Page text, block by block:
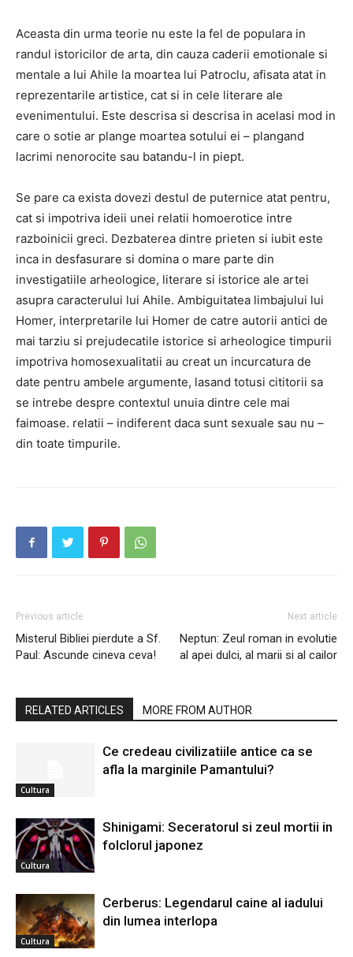
Aceasta din urma teorie nu este la fel de populara in
randul istoricilor de arta, din cauza caderii emotionale si
mentale a lui Ahile la moartea lui Patroclu, afisata atat in ​​
reprezentarile artistice, cat si in cele literare ale
evenimentului. Este descrisa si descrisa in acelasi mod in
care o sotie ar plange moartea sotului ei – plangand
lacrimi nenorocite sau batandu-l in piept.
Se pare ca exista dovezi destul de puternice atat pentru,
cat si impotriva ideii unei relatii homoerotice intre
razboinicii greci. Dezbaterea dintre prieten si iubit este
inca in desfasurare si domina o mare parte din
investigatiile arheologice, literare si istorice ale artei
asupra caracterului lui Ahile. Ambiguitatea limbajului lui
Homer, interpretarile lui Homer de catre autorii antici de
mai tarziu si prejudecatile istorice si arheologice timpurii
impotriva homosexualitatii au creat un incurcatura de
date pentru ambele argumente, lasand totusi cititorii sa
se intrebe despre contextul unuia dintre cele mai
faimoase. relatii – indiferent daca sunt sexuale sau nu –
din toate timpurile.
Previous article
Misterul Bibliei pierdute a Sf.
Paul: Ascunde cineva ceva!
Next article
Neptun: Zeul roman in evolutie
al apei dulci, al marii si al cailor
RELATED ARTICLES MORE FROM AUTHOR
Cultura
Ce credeau civilizatiile antice ca se
afla la marginile Pamantului?
Cultura
Shinigami: Seceratorul si zeul mortii in
folclorul japonez
Cultura
Cerberus: Legendarul caine al iadului
din lumea interlopa